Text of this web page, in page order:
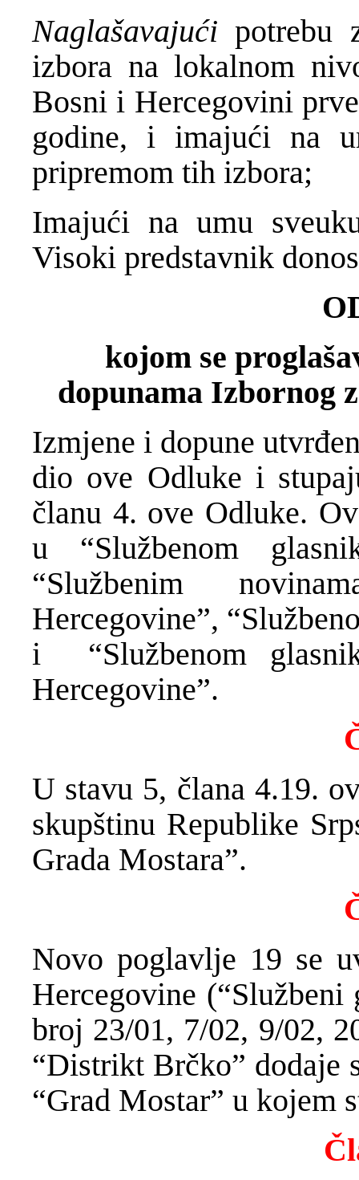
Naglašavajućipotrebu
izbora na lokalnom
Bosni i Hercegovini
godine, i imajući na
pripremom tih izbora;
Imajući na umu
Visoki predstavnik
kojom se
dopunama Izbornog
Izmjene i dopune
dio ove Odluke i
članu 4. ove Odluke.
u “Službenom
“Službenim
Hercegovine”,
i “Službenom
Hercegovine”.
U stavu 5, člana 4.19.
skupštinu Republike
Grada Mostara”.
Novo poglavlje 19 se
Hercegovine
broj 23/01, 7/02, 9/02,
“Distrikt Brčko” dodaje
“Grad Mostar” u kojem